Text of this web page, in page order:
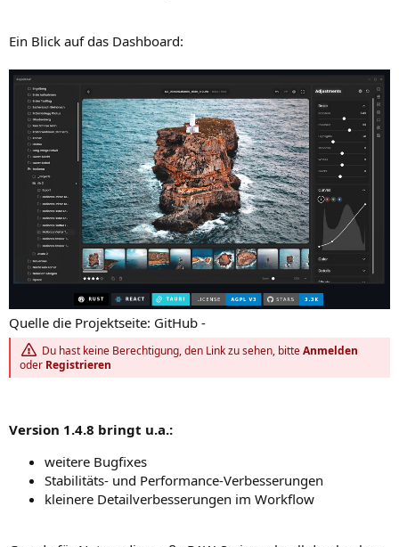
Ein Blick auf das Dashboard:
Quelle die Projektseite: GitHub -
Du hast keine Berechtigung, den Link zu sehen, bitteAnmelden
oder Registrieren
Version 1.4.8 bringt u.a.:
weitere Bugfixes
Stabilitäts- und Performance-Verbesserungen
kleinere Detailverbesserungen im Workflow